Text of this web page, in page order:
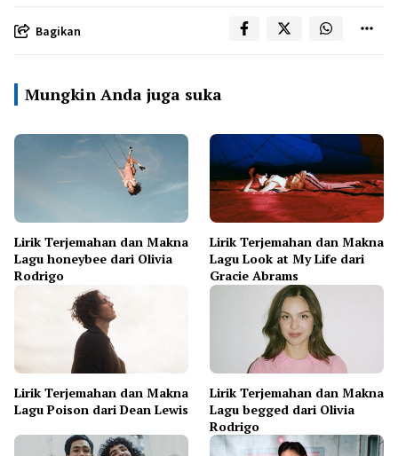
Bagikan
Mungkin Anda juga suka
Lirik Terjemahan dan Makna
Lagu honeybee dari Olivia
Rodrigo
Lirik Terjemahan dan Makna
Lagu Look at My Life dari
Gracie Abrams
Lirik Terjemahan dan Makna
Lagu Poison dari Dean Lewis
Lirik Terjemahan dan Makna
Lagu begged dari Olivia
Rodrigo